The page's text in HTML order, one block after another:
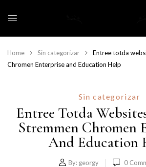
Home Sin categorizar
Entree totda
Chromen Enterprise and Education Help
Sin categorizar
Entree Totda
Stremmen Chromen
And Education
By: georgy 0